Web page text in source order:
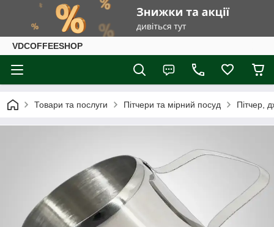
VDCOFFEESHOP
Товари та послуги Пітчери та мірний посуд Пітчер,